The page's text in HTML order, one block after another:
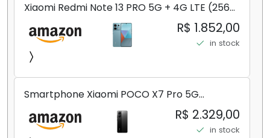
Xiaomi Redmi Note 13 PRO 5G + 4G LTE (256
GB + 8 GB) 200 MP Triplo (Mobile Mint Tello
e) + (Pacote de carregador duplo de carro
rápido) (Ocean Teal (ROM))
R$ 1.852,00
in stock
Smartphone Xiaomi POCO X7 Pro 5G
8+256GB/12+256GB/12+512GB
R$ 2.329,00
in stock